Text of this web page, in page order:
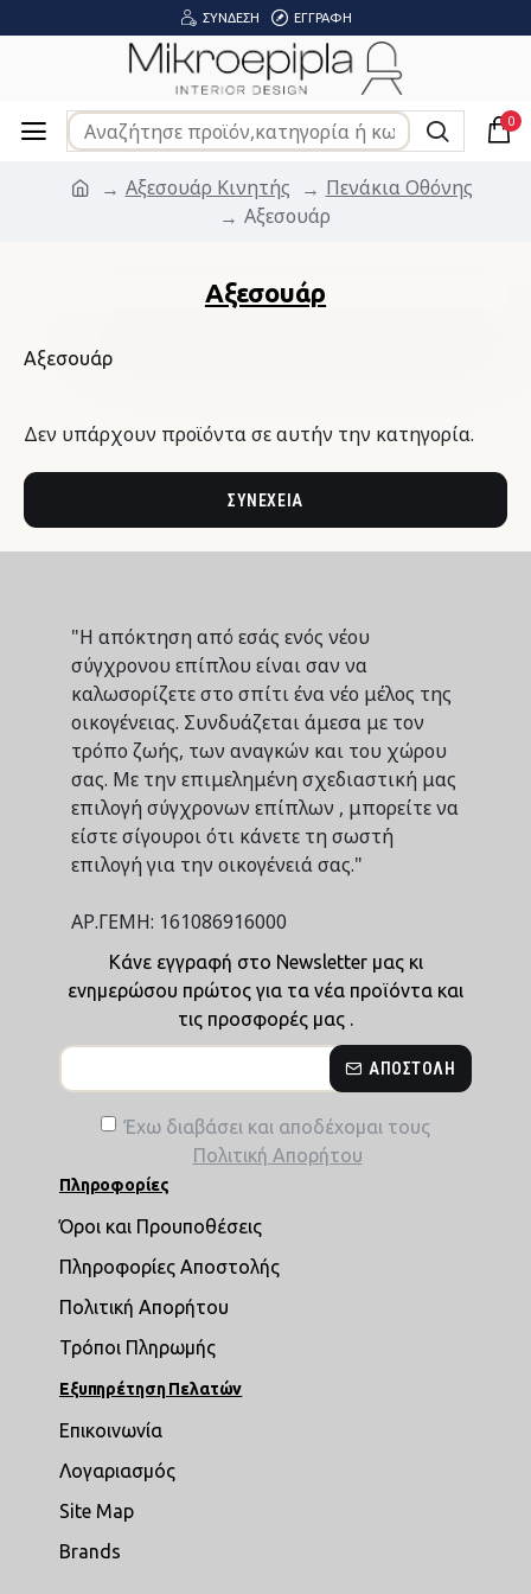
ΣΎΝΔΕΣΗ ΕΓΓΡΑΦΉ
0
Αξεσουάρ Κινητής
Πενάκια Οθόνης
Αξεσουάρ
Αξεσουάρ
Αξεσουάρ
Δεν υπάρχουν προϊόντα σε αυτήν την κατηγορία.
ΣΥΝΈΧΕΙΑ
"Η απόκτηση από εσάς ενός νέου
σύγχρονου επίπλου είναι σαν να
καλωσορίζετε στο σπίτι ένα νέο μέλος της
οικογένειας. Συνδυάζεται άμεσα με τον
τρόπο ζωής, των αναγκών και του χώρου
σας. Με την επιμελημένη σχεδιαστική μας
επιλογή σύγχρονων επίπλων , μπορείτε να
είστε σίγουροι ότι κάνετε τη σωστή
επιλογή για την οικογένειά σας."
ΑΡ.ΓΕΜΗ: 161086916000
Κάνε εγγραφή στο Newsletter μας κι
ενημερώσου πρώτος για τα νέα προϊόντα και
τις προσφορές μας .
ΑΠΟΣΤΟΛΉ
Έχω διαβάσει και αποδέχομαι τους
Πολιτική Απορήτου
Πληροφορίες
Όροι και Προυποθέσεις
Πληροφορίες Αποστολής
Πολιτική Απορήτου
Τρόποι Πληρωμής
Εξυπηρέτηση Πελατών
Επικοινωνία
Λογαριασμός
Site Map
Brands